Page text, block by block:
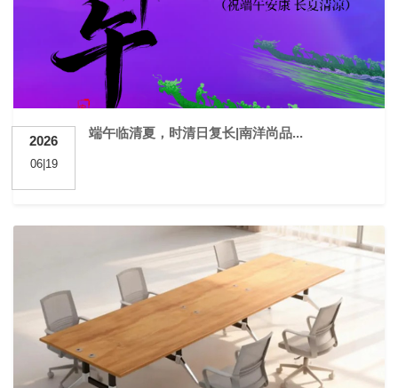
2026
06|19
端午临清夏，时清日复长|南洋尚品...